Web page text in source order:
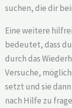
suchen, die dir
Eine weitere
bedeutet, dass
durch das
Versuche,
setzt und sie
nach Hilfe zu